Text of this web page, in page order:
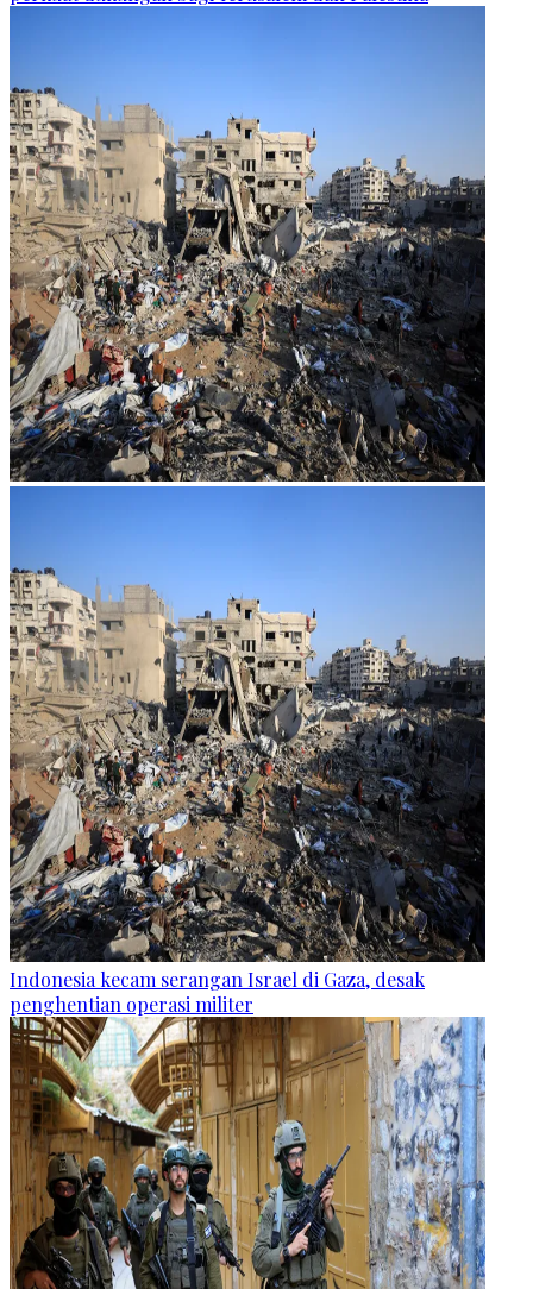
Indonesia kecam serangan Israel di Gaza, desak
penghentian operasi militer